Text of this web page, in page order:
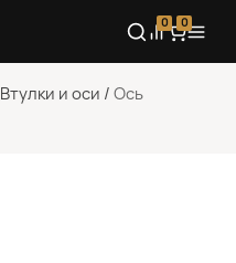
0 0
Втулки и оси / Ось